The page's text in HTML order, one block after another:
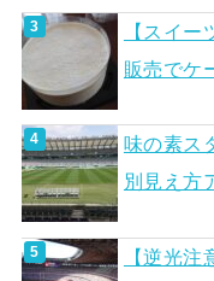
【スイ
販売でケ
味の素ス
別見え方
【逆光